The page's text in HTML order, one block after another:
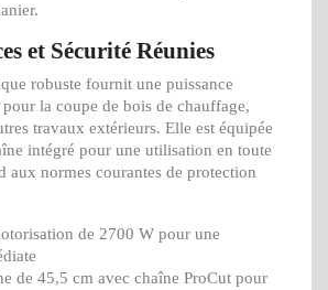
et Sécurité Réunies
robuste fournit une puissance
la coupe de bois de chauffage,
travaux extérieurs. Elle est équipée
intégré pour une utilisation en toute
aux normes courantes de protection
de 2700 W pour une
de 45,5 cm avec chaîne ProCut pour